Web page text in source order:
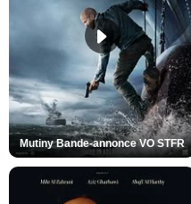
Mutiny Bande-annonce VO STFR